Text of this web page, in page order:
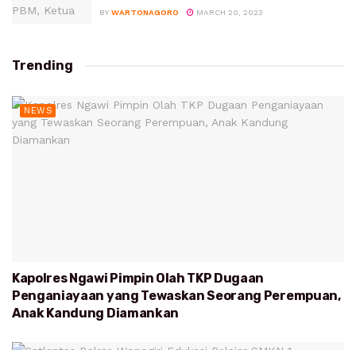
BY WARTONAGORO MARCH 20, 2023
Trending
NEWS
Kapolres Ngawi Pimpin Olah TKP Dugaan
Penganiayaan yang Tewaskan Seorang Perempuan,
Anak Kandung Diamankan